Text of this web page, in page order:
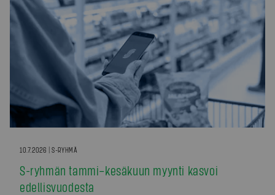
10.7.2026 | S-RYHMÄ
S-ryhmän tammi–kesäkuun myynti kasvoi
edellisvuodesta